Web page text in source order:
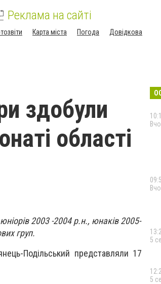
Реклама на сайті
Карта міста Погода
Довідкова
здобули
області
2003 -2004 р.н., юнаків 2005-
груп.
Подільський представляли 17
5
5